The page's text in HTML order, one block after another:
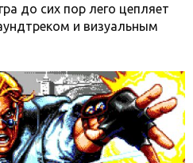
до сих пор лего цепляет
и визуальным